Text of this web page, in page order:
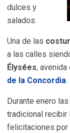
dulces y
salados.
Una de las
a las calles
Élysées, avenida
de la Concordia.
Durante enero
tradicional recibir
felicitaciones por